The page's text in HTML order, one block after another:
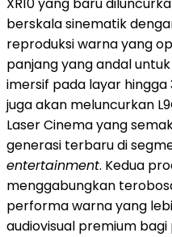
berskala sinematik
reproduksi warna yang
panjang yang andal
imersif pada layar hingga
juga akan meluncurkan
Laser Cinema yang
generasi terbaru di
entertainment. Kedua
menggabungkan
performa warna yang
audiovisual premium